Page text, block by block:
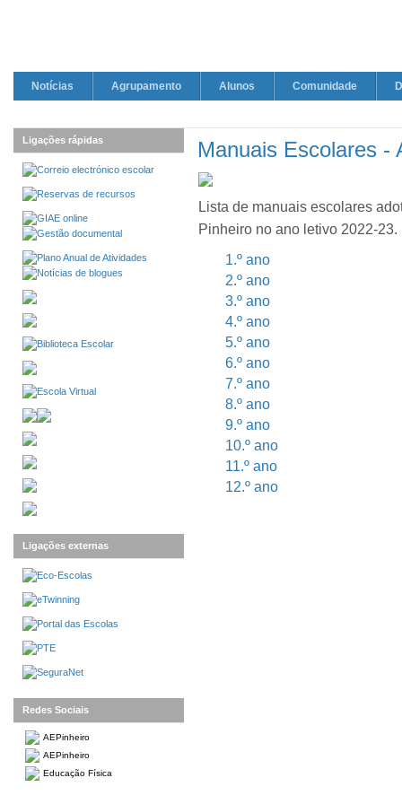
Notícias Agrupamento Alunos Comunidade
Manuais Escolares -
Lista de manuais escolares
Pinheiro no ano letivo 2022-23.
1.º ano
2.º ano
3.º ano
4.º ano
5.º ano
6.º ano
7.º ano
8.º ano
9.º ano
10.º ano
11.º ano
12.º ano
Ligações rápidas
Ligações externas
Redes Sociais
AEPinheiro
AEPinheiro
Educação Física